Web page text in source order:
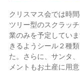
クリスマス会では時
ツリー型のスクラッ
業のみを予定してい
きるようシール２種
た。さらに、サンタ
メントもお土産に用